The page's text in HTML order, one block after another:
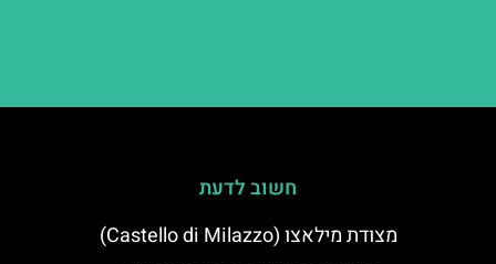
חשוב לדעת
מצודת מילאצו (Castello di Milazzo)